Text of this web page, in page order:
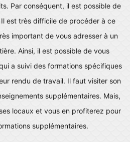
Par conséquent, il est possible de
est très difficile de procéder à ce
important de vous adresser à un
Ainsi, il est possible de vous
a suivi des formations spécifiques
rendu de travail. Il faut visiter son
supplémentaires. Mais,
locaux et vous en profiterez pour
supplémentaires.